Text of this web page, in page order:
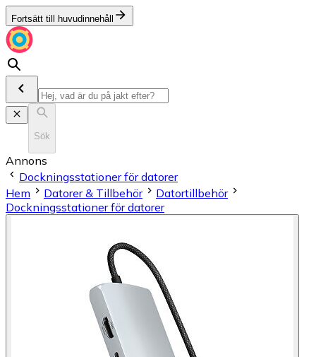
Fortsätt till huvudinnehåll
Sök
Annons
Dockningsstationer för datorer
Hem
Datorer & Tillbehör
Datortillbehör
Dockningsstationer för datorer